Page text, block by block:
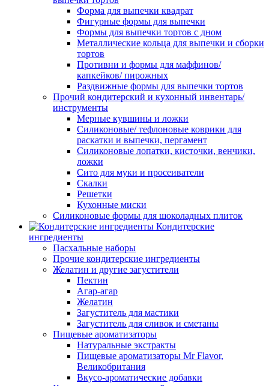
Форма для выпечки квадрат
Фигурные формы для выпечки
Формы для выпечки тортов с дном
Металлические кольца для выпечки и сборки
тортов
Противни и формы для маффинов/
капкейков/ пирожных
Раздвижные формы для выпечки тортов
Прочий кондитерский и кухонный инвентарь/
инструменты
Мерные кувшины и ложки
Силиконовые/ тефлоновые коврики для
раскатки и выпечки, пергамент
Силиконовые лопатки, кисточки, венчики,
ложки
Сито для муки и просеиватели
Скалки
Решетки
Кухонные миски
Силиконовые формы для шоколадных плиток
Кондитерские
ингредиенты
Пасхальные наборы
Прочие кондитерские ингредиенты
Желатин и другие загустители
Пектин
Агар-агар
Желатин
Загуститель для мастики
Загуститель для сливок и сметаны
Пищевые ароматизаторы
Натуральные экстракты
Пищевые ароматизаторы Mr Flavor,
Великобритания
Вкусо-ароматические добавки